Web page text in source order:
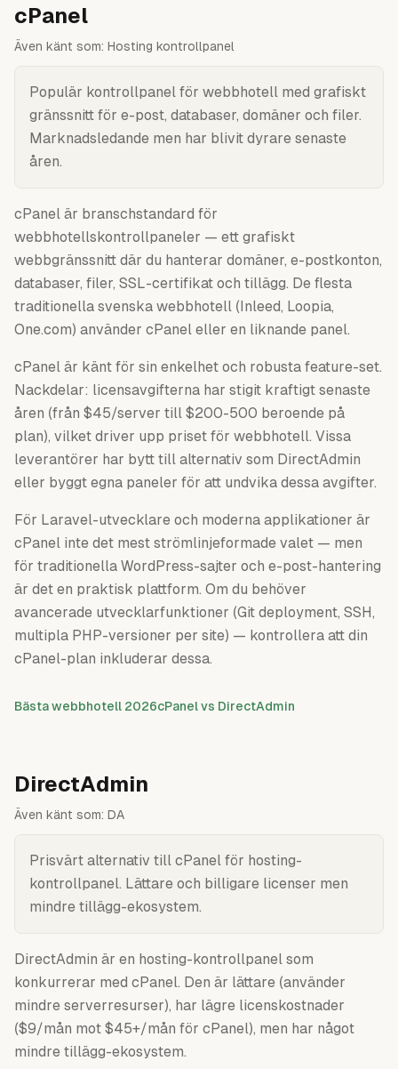
cPanel
Även känt som: Hosting kontrollpanel
Populär kontrollpanel för webbhotell med grafiskt
gränssnitt för e-post, databaser, domäner och filer.
Marknadsledande men har blivit dyrare senaste
åren.
cPanel är branschstandard för
webbhotellskontrollpaneler — ett grafiskt
webbgränssnitt där du hanterar domäner, e-postkonton,
databaser, filer, SSL-certifikat och tillägg. De flesta
traditionella svenska webbhotell (Inleed, Loopia,
One.com) använder cPanel eller en liknande panel.
cPanel är känt för sin enkelhet och robusta feature-set.
Nackdelar: licensavgifterna har stigit kraftigt senaste
åren (från $45/server till $200-500 beroende på
plan), vilket driver upp priset för webbhotell. Vissa
leverantörer har bytt till alternativ som DirectAdmin
eller byggt egna paneler för att undvika dessa avgifter.
För Laravel-utvecklare och moderna applikationer är
cPanel inte det mest strömlinjeformade valet — men
för traditionella WordPress-sajter och e-post-hantering
är det en praktisk plattform. Om du behöver
avancerade utvecklarfunktioner (Git deployment, SSH,
multipla PHP-versioner per site) — kontrollera att din
cPanel-plan inkluderar dessa.
Bästa webbhotell 2026cPanel vs DirectAdmin
DirectAdmin
Även känt som: DA
Prisvärt alternativ till cPanel för hosting-
kontrollpanel. Lättare och billigare licenser men
mindre tillägg-ekosystem.
DirectAdmin är en hosting-kontrollpanel som
konkurrerar med cPanel. Den är lättare (använder
mindre serverresurser), har lägre licenskostnader
($9/mån mot $45+/mån för cPanel), men har något
mindre tillägg-ekosystem.